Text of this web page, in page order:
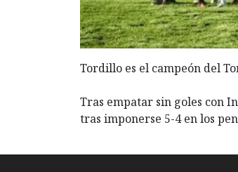
Tordillo es el campeón del
Tras empatar sin goles con
tras imponerse 5-4 en los